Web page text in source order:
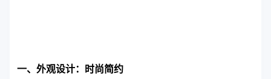
一、外观设计：时尚简约